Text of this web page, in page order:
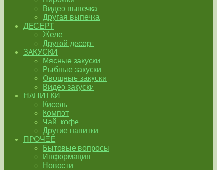
Видео выпечка
Другая выпечка
ДЕСЕРТ
Желе
Другой десерт
ЗАКУСКИ
Мясные закуски
Рыбные закуски
Овощные закуски
Видео закуски
НАПИТКИ
Кисель
Компот
Чай, кофе
Другие напитки
ПРОЧЕЕ
Бытовые вопросы
Информация
Новости